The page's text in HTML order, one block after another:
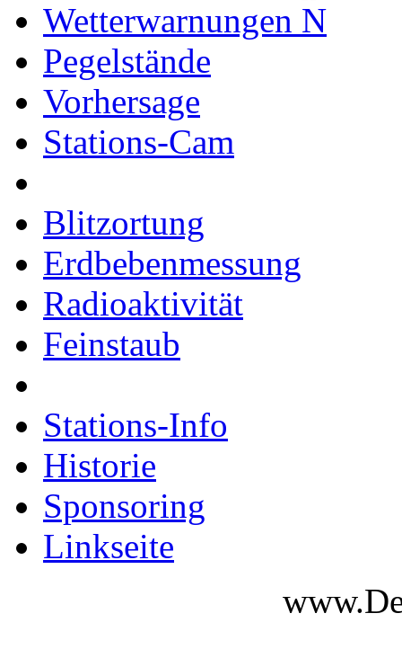
Wetterwarnungen
Pegelstände
Vorhersage
Stations-Cam
Blitzortung
Erdbebenmessung
Radioaktivität
Feinstaub
Stations-Info
Historie
Sponsoring
Linkseite